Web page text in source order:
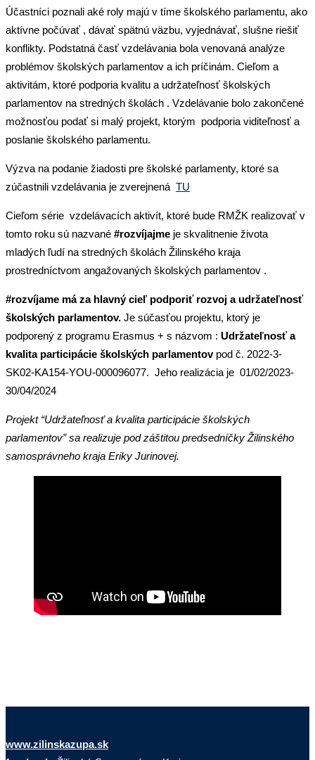
Účastníci poznali aké roly majú v tíme školského parlamentu, ako
aktívne počúvať , dávať spätnú väzbu, vyjednávať, slušne riešiť
konflikty. Podstatná časť vzdelávania bola venovaná analýze
problémov školských parlamentov a ich príčinám. Cieľom a
aktivitám, ktoré podporia kvalitu a udržateľnosť školských
parlamentov na stredných školách . Vzdelávanie bolo zakončené
možnosťou podať si malý projekt, ktorým podporia viditeľnosť a
poslanie školského parlamentu.
Výzva na podanie žiadosti pre školské parlamenty, ktoré sa
zúčastnili vzdelávania je zverejnená TU
Cieľom série vzdelávacích aktivít, ktoré bude RMŽK realizovať v
tomto roku sú nazvané #rozvíjajme je skvalitnenie života
mladých ľudí na stredných školách Žilinského kraja
prostredníctvom angažovaných školských parlamentov .
#rozvíjame má za hlavný cieľ podporiť rozvoj a udržateľnosť
školských parlamentov. Je súčasťou projektu, ktorý je
podporený z programu Erasmus + s názvom : Udržateľnosť a
kvalita participácie školských parlamentov pod č. 2022-3-
SK02-KA154-YOU-000096077. Jeho realizácia je 01/02/2023-
30/04/2024
Projekt “Udržateľnosť a kvalita participácie školských
parlamentov” sa realizuje pod záštitou predsedníčky Žilinského
samosprávneho kraja Eriky Jurinovej.
www.zilinskazupa.sk